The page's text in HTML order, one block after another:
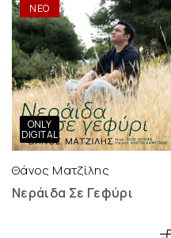
ΝΕΟ
ONLY
DIGITAL
Θάνος Ματζίλης
Νεράιδα Σε Γεφύρι